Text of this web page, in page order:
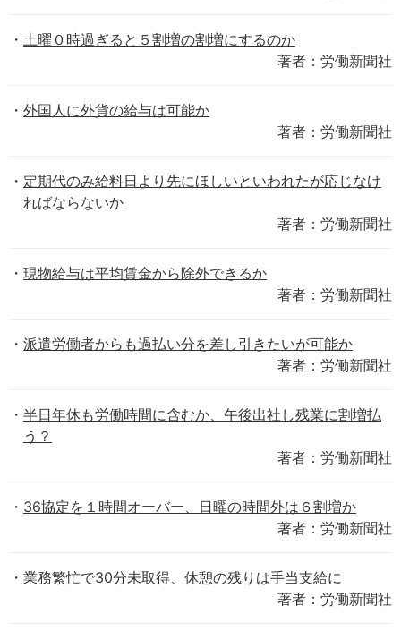
土曜０時過ぎると５割増の割増にするのか
著者：労働新聞社
外国人に外貨の給与は可能か
著者：労働新聞社
定期代のみ給料日より先にほしいといわれたが応じなけ
ればならないか
著者：労働新聞社
現物給与は平均賃金から除外できるか
著者：労働新聞社
派遣労働者からも過払い分を差し引きたいが可能か
著者：労働新聞社
半日年休も労働時間に含むか、午後出社し残業に割増払
う？
著者：労働新聞社
36協定を１時間オーバー、日曜の時間外は６割増か
著者：労働新聞社
業務繁忙で30分未取得、休憩の残りは手当支給に
著者：労働新聞社